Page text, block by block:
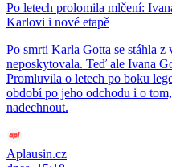
Po letech prolomila mlčení:
Karlovi i nové etapě
Po smrti Karla Gotta se stáhla
neposkytovala. Teď ale Ivana
Promluvila o letech po boku
období po jeho odchodu i o
nadechnout.
Aplausin.cz